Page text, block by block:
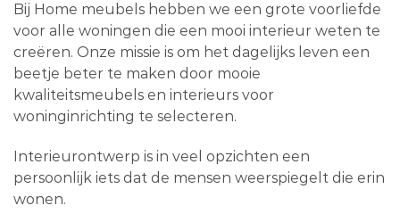
Bij Home meubels hebben we een grote voorliefde
voor alle woningen die een mooi interieur weten te
creëren. Onze missie is om het dagelijks leven een
beetje beter te maken door mooie
kwaliteitsmeubels en interieurs voor
woninginrichting te selecteren.
Interieurontwerp is in veel opzichten een
persoonlijk iets dat de mensen weerspiegelt die erin
wonen.